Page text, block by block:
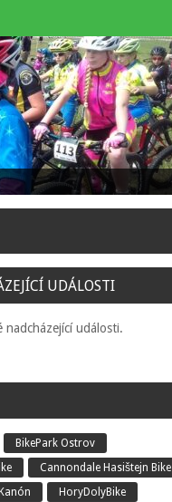
UDÁLOSTI
nadcházející události.
BikePark Ostrov
Cannondale Hasištejn Bike
HoryDolyBike